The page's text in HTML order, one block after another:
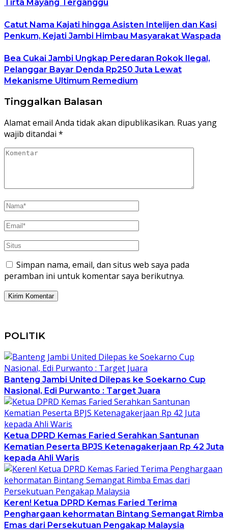
Tirta Mayang Terganggu
Catut Nama Kajati hingga Asisten Intelijen dan Kasi
Penkum, Kejati Jambi Himbau Masyarakat Waspada
Bea Cukai Jambi Ungkap Peredaran Rokok Ilegal,
Pelanggar Bayar Denda Rp250 Juta Lewat
Mekanisme Ultimum Remedium
Tinggalkan Balasan
Alamat email Anda tidak akan dipublikasikan. Ruas yang
wajib ditandai *
Simpan nama, email, dan situs web saya pada
peramban ini untuk komentar saya berikutnya.
POLITIK
Banteng Jambi United Dilepas ke Soekarno Cup
Nasional, Edi Purwanto : Target Juara
Ketua DPRD Kemas Faried Serahkan Santunan
Kematian Peserta BPJS Ketenagakerjaan Rp 42 Juta
kepada Ahli Waris
Keren! Ketua DPRD Kemas Faried Terima
Penghargaan kehormatan Bintang Semangat Rimba
Emas dari Persekutuan Pengakap Malaysia